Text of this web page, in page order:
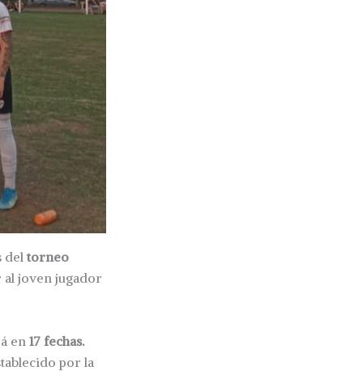
del torneo
al joven jugador
en 17 fechas.
por la